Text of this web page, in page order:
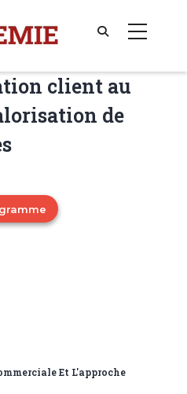
client au
de
Et L'approche